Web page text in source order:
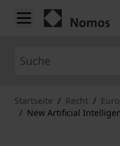
Zum Inhalt springen
Startseite / Recht /
/ New Artificial